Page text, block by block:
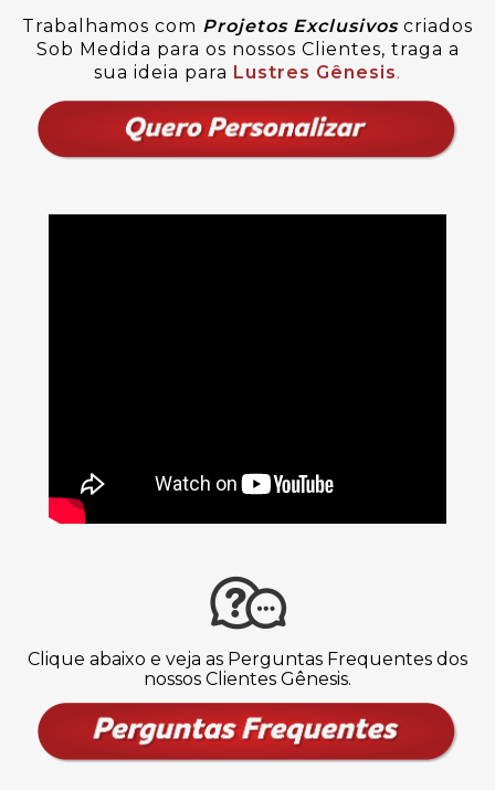
Trabalhamos com Projetos Exclusivoscriados
Sob Medida para os nossos Clientes, traga a
sua ideia para Lustres Gênesis.
Clique abaixo e veja as Perguntas Frequentes dos
nossos Clientes Gênesis.